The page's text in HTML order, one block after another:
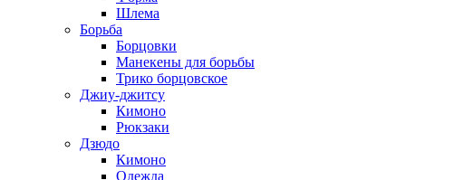
Шлема
Борьба
Борцовки
Манекены для борьбы
Трико борцовское
Джиу-джитсу
Кимоно
Рюкзаки
Дзюдо
Кимоно
Одежда